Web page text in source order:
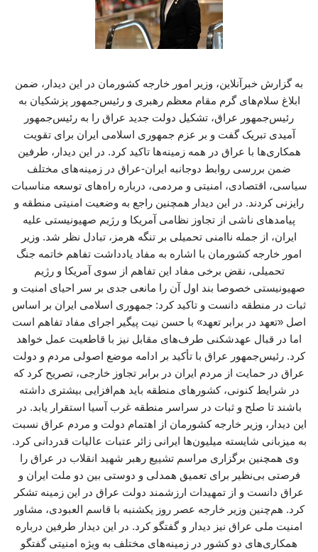
به گزارش خبرآنلاین، وزیر امور خارجه کشورمان در این دیدار، ضمن
ابلاغ سلام‌های گرم مقام معظم رهبری و رئیس‌جمهور پزشکیان به
رئیس‌جمهور عراق، تشکیل دولت جدید عراق را به رئیس‌جمهور
آمیدی تبریک گفت و بر عزم جمهوری اسلامی ایران برای تقویت
همکاری‌ها با عراق در همه زمینه‌ها تاکید کرد. در این دیدار، طرفین
ضمن بررسی روابط دوجانبه ایران-عراق در زمینه‌های مختلف
سیاسی، اقتصادی، امنیتی و مردمی، درباره راه‌های توسعه مناسبات
رایزنی کردند. در این دیدار همچنین راجع به وضعیت امنیتی منطقه و
پیامدهای ناشی از تجاوز نظامی آمریکا و رژیم صهیونیستی علیه
ایران، از جمله ناامنی تحمیلی بر تنگه هرمز، تبادل نظر شد. وزیر
امور خارجه کشورمان با اشاره به مفاد یادداشت تفاهم خاتمه جنگ
تحمیلی، نقض برخی مفاد این تفاهم از سوی آمریکا و رژیم
صهیونیستی خصوصا بند اول آن را مانعی جدی بر سر احیای امنیت و
ثبات در منطقه دانست و تاکید کرد: جمهوری اسلامی ایران بر اساس
اصل «تعهد در برابر تعهد» با حسن نیت پیگیر اجرای مفاد تفاهم است
اما در قبال عهدشکنی طرف‌های مقابل نیز با قاطعیت عمل خواهد
کرد. رئیس‌جمهور عراق با تأکید بر ادامه موضع اصولی مردم و دولت
عراق در حمایت از مردم ایران در برابر تجاوز خارجی، تصریح کرد که
در شرایط کنونی، کشورهای منطقه باید هم‌افزایی بیشتری داشته
باشند تا صلح و ثبات در سراسر منطقه غرب آسیا استقرار یابد. در
این دیدار، وزیر خارجه کشورمان از اهتمام دولت و مردم عراق نسبت
به میزبانی شایسته میلیون‌ها ایرانی زائر عتبات عالیات قدردانی کرد.
وی همچنین برگزاری مراسم تشییع رهبر شهید انقلاب در عراق را
فرصتی بی‌نظیر برای تعمیق همدلی و دوستی بین دو ملت ایران و
عراق دانست و از تمهیدات ارزشمند دولت عراق در این زمینه تشکر
کرد. هم‌چنین وزیر خارجه عصر روز یکشنبه با قاسم العبودی، مشاور
امنیت ملی عراق نیز دیدار و گفتگو کرد. در این دیدار طرفین درباره
همکاری‌های دو کشور در زمینه‌های مختلف به ویژه امنیتی گفتگو